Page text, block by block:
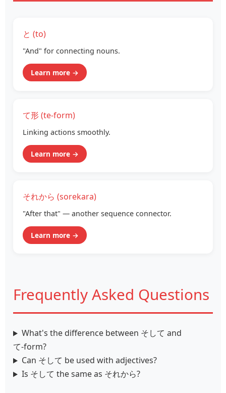
と (to)
"And" for connecting nouns.
Learn more →
て形 (te‑form)
Linking actions smoothly.
Learn more →
それから (sorekara)
"After that" — another sequence connector.
Learn more →
Frequently Asked Questions
What's the difference between そして and
て‑form?
Can そして be used with adjectives?
Is そして the same as それから?